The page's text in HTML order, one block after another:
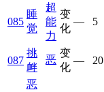
085
睡
觉
超
能
力
变
化
— 5
087
挑
衅
恶
变
化
— 20
恶